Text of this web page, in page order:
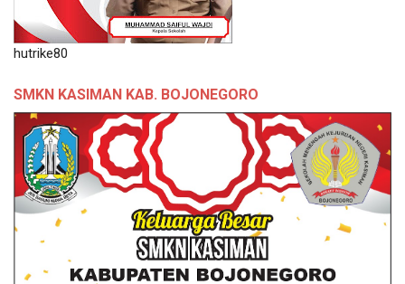
hutrike80
SMKN KASIMAN KAB. BOJONEGORO